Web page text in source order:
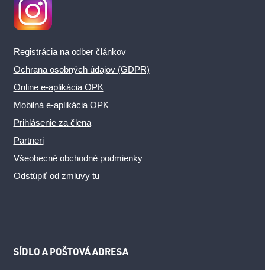
Registrácia na odber článkov
Ochrana osobných údajov (GDPR)
Online e-aplikácia OPK
Mobilná e-aplikácia OPK
Prihlásenie za člena
Partneri
Všeobecné obchodné podmienky
Odstúpiť od zmluvy tu
SÍDLO A POŠTOVÁ ADRESA